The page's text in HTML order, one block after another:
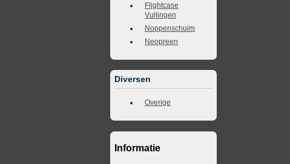
Flightcase
Vullingen
Noppenschuim
Neopreen
Diversen
Overige
Informatie